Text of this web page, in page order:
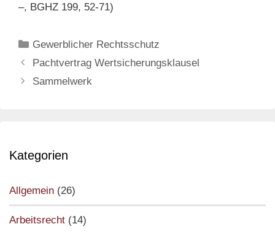
–, BGHZ 199, 52-71)
Categories
Gewerblicher Rechtsschutz
Post
navigation
Pachtvertrag Wertsicherungsklausel
Sammelwerk
Kategorien
Allgemein (26)
Arbeitsrecht (14)